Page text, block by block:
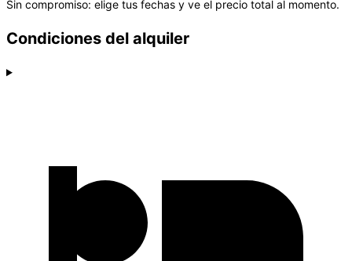
Sin compromiso: elige tus fechas y ve el precio total al momento.
Condiciones del alquiler